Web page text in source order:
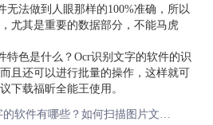
做到人眼那样的100%准确，所以
尤其是重要的数据部分，不能马虎
是什么？Ocr识别文字的软件的识
且还可以进行批量的操作，这样就可
下载福昕全能王使用。